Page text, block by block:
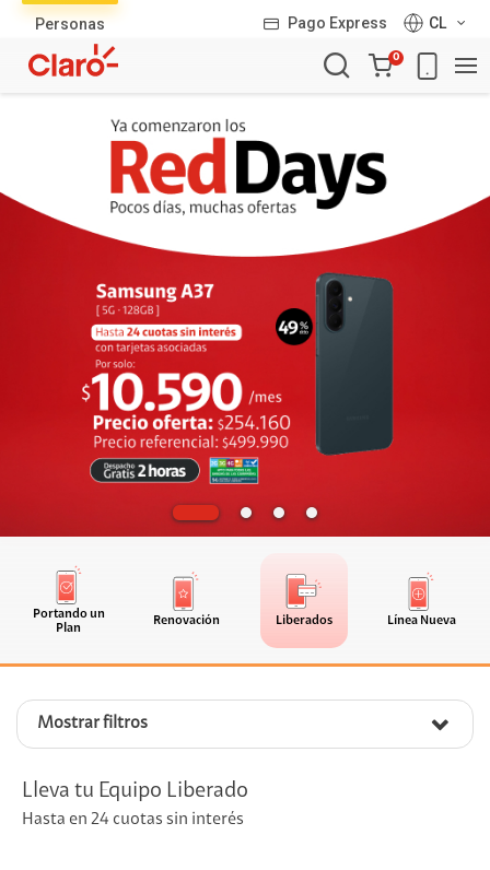
Personas Pago Express
CL
Carro
de
0
Portando un
Plan
Renovación Liberados Línea Nueva
Mostrar filtros
productos
Lleva tu Equipo Liberado
Hasta en 24 cuotas sin interés